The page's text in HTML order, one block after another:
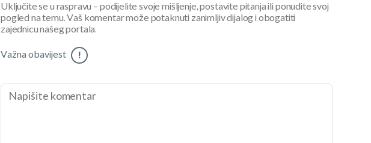
Uključite se u raspravu – podijelite svoje mišljenje, postavite pitanja ili ponudite svoj
pogled na temu. Vaš komentar može potaknuti zanimljiv dijalog i obogatiti
zajednicu našeg portala.
Važna obavijest !